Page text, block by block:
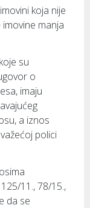
koja nije
manja
su
o
imaju
a iznos
polici
11., 78/15.,
da se